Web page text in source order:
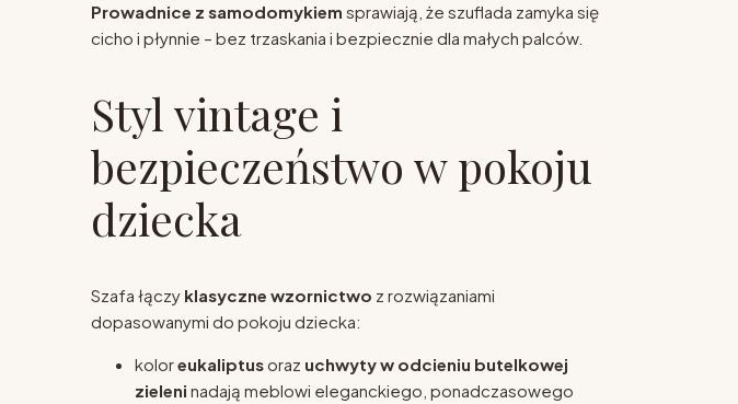
Prowadnice z samodomykiem sprawiają, że szuflada zamyka się
cicho i płynnie – bez trzaskania i bezpiecznie dla małych palców.
Styl vintage i
bezpieczeństwo w pokoju
dziecka
Szafa łączy klasyczne wzornictwo z rozwiązaniami
dopasowanymi do pokoju dziecka:
koloreukaliptusoraz uchwyty w odcieniu butelkowej
zieleni nadają meblowi eleganckiego, ponadczasowego